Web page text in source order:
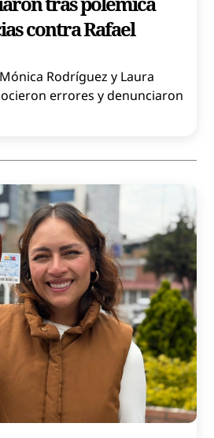
contra Rafael
Rodríguez y Laura
errores y denunciaron